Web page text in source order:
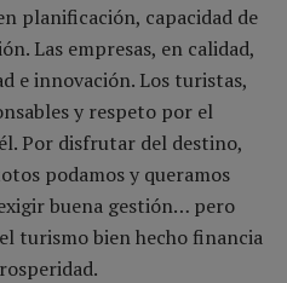
planificación, capacidad de
Las empresas, en calidad,
e innovación. Los turistas,
y respeto por el
Por disfrutar del destino,
podamos y queramos
buena gestión… pero
turismo bien hecho financia